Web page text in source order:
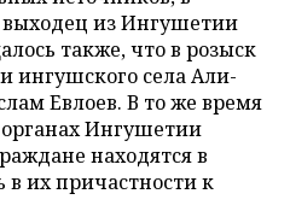
выходец из Ингушетии
также, что в розыск
ингушского села Али-
Евлоев. В то же время
Ингушетии
находятся в
в их причастности к